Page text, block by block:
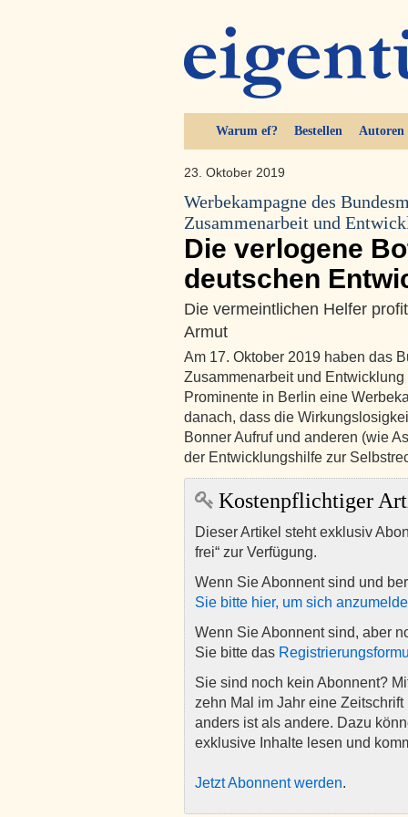
Warum ef? Bestellen Autoren
23. Oktober 2019
Werbekampagne des
Zusammenarbeit und
Die verlogene
deutschen
Die vermeintlichen Helfer
Armut
Am 17. Oktober 2019 haben das
Zusammenarbeit und
Prominente in Berlin eine
danach, dass die
Bonner Aufruf und anderen (wie
der Entwicklungshilfe zur
Kostenpflichtiger
Dieser Artikel steht exklusiv
frei“ zur Verfügung.
Wenn Sie Abonnent sind und
Sie bitte hier, um sich
Wenn Sie Abonnent sind, aber
Sie bitte das
Sie sind noch kein Abonnent?
zehn Mal im Jahr eine
anders ist als andere. Dazu
exklusive Inhalte lesen und
Jetzt Abonnent werden.